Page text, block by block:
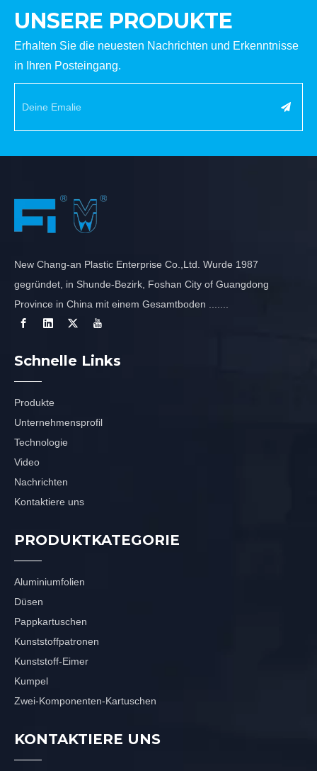
UNSERE PRODUKTE
Erhalten Sie die neuesten Nachrichten und Erkenntnisse
in Ihren Posteingang.
New Chang-an Plastic Enterprise Co.,Ltd. Wurde 1987
gegründet, in Shunde-Bezirk, Foshan City of Guangdong
Province in China mit einem Gesamtboden .......
Schnelle Links
Produkte
Unternehmensprofil
Technologie
Video
Nachrichten
Kontaktiere uns
PRODUKTKATEGORIE
Aluminiumfolien
Düsen
Pappkartuschen
Kunststoffpatronen
Kunststoff-Eimer
Kumpel
Zwei-Komponenten-Kartuschen
KONTAKTIERE UNS